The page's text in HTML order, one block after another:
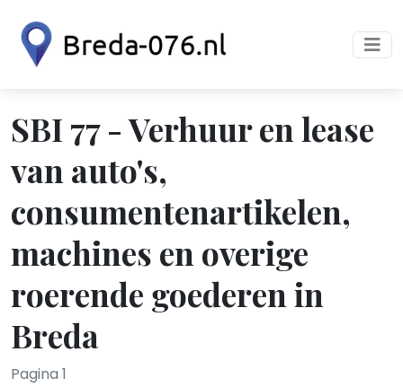
SBI 77 - Verhuur en lease
van auto's,
consumentenartikelen,
machines en overige
roerende goederen in
Breda
Pagina 1